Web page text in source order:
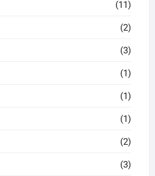
(11)
(2)
(3)
(1)
(1)
(1)
(2)
(3)